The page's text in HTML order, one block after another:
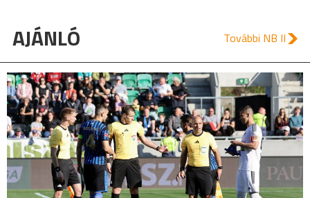
AJÁNLÓ További NB II